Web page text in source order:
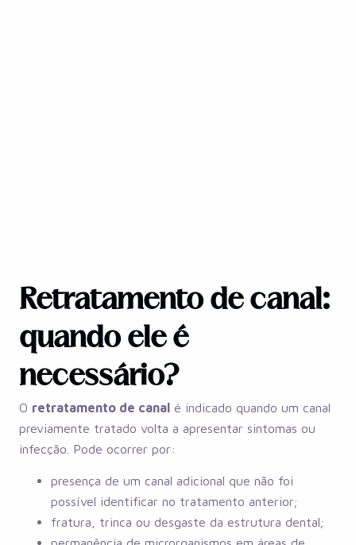
Retratamento de canal:
quando ele é
necessário?
O retratamento de canal é indicado quando um canal
previamente tratado volta a apresentar sintomas ou
infecção. Pode ocorrer por:
presença de um canal adicional que não foi
possível identificar no tratamento anterior;
fratura, trinca ou desgaste da estrutura dental;